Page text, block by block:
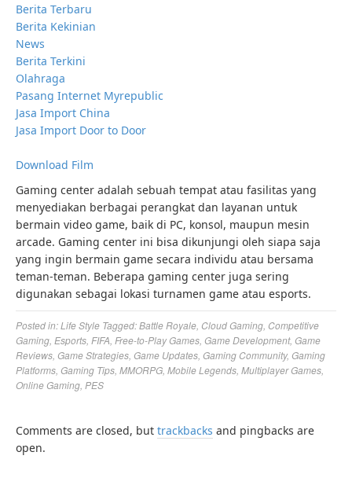
Berita Terbaru
Berita Kekinian
News
Berita Terkini
Olahraga
Pasang Internet Myrepublic
Jasa Import China
Jasa Import Door to Door
Download Film
Gaming center adalah sebuah tempat atau fasilitas yang
menyediakan berbagai perangkat dan layanan untuk
bermain video game, baik di PC, konsol, maupun mesin
arcade. Gaming center ini bisa dikunjungi oleh siapa saja
yang ingin bermain game secara individu atau bersama
teman-teman. Beberapa gaming center juga sering
digunakan sebagai lokasi turnamen game atau esports.
Posted in:Life Style Tagged:Battle Royale Cloud Gaming Competitive
Gaming Esports FIFA Free-to-Play Games Game Development, Game
Reviews Game Strategies Game Updates Gaming Community, Gaming
Platforms Gaming Tips MMORPG Mobile Legends Multiplayer Games
Online Gaming PES
Comments are closed, but trackbacks and pingbacks are
open.